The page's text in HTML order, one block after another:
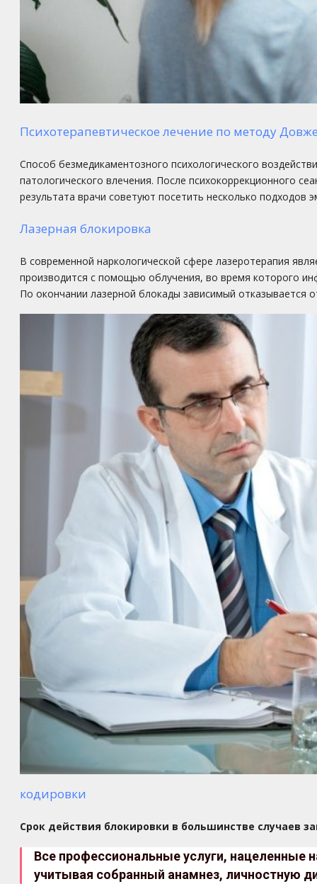
Психотерапевтическое лечение по методу
Способ безмедикаментозного психологического
патологического влечения. После психокоррекционного
результата врачи советуют посетить несколько подходов
Лазерная блокировка
В современной наркологической сфере лазеротерапия
производится с помощью облучения, во время которого
По окончании лазерной блокады зависимый отказывается
кодировки
Срок действия блокировки в большинстве случаев
Все профессиональные услуги,
учитывая собранный анамнез, личностную